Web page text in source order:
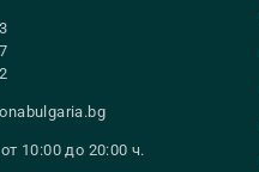
10:00 до 20:00 ч.